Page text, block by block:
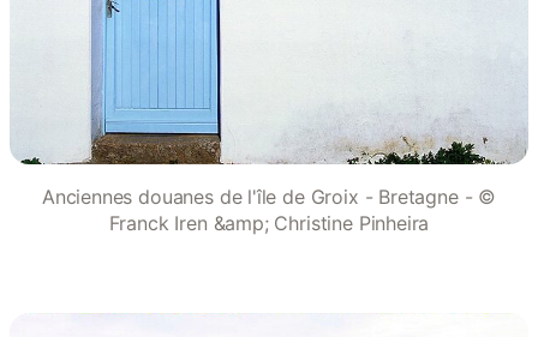
Anciennes douanes de l'île de Groix - Bretagne - ©
Franck Iren &amp; Christine Pinheira